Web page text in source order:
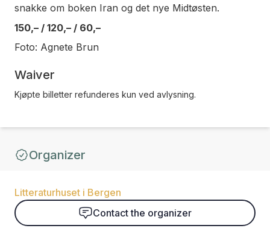
snakke om boken Iran og det nye Midtøsten.
150,– / 120,– / 60,–
Foto: Agnete Brun
Waiver
Kjøpte billetter refunderes kun ved avlysning.
Organizer
Litteraturhuset i Bergen
Contact the organizer